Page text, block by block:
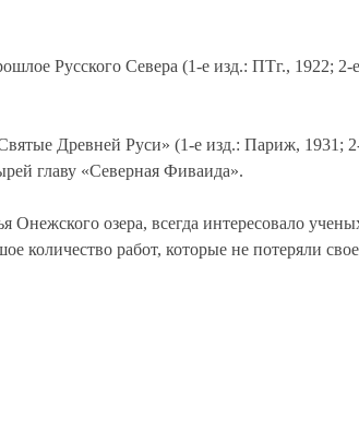
Русского Севера (1-е изд.: ПТг., 1922; 2-е
Древней Руси» (1-е изд.: Париж, 1931;
главу «Северная Фиваида».
озера, всегда интересовало
количество работ, которые не потеряли